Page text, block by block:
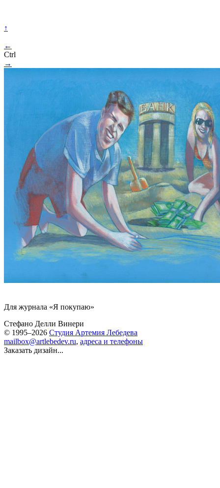
↑
←
Ctrl
→
Для журнала «Я покупаю»
Стефано Делли Винери
© 1995–2026 Студия Артемия Лебедева
mailbox@artlebedev.ru, адреса и телефоны
Заказать дизайн...